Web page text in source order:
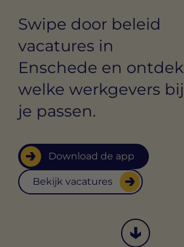
Swipe door beleid
vacatures in
Enschede en ontdek
welke werkgevers bij
je passen.
Download de app
Bekijk vacatures